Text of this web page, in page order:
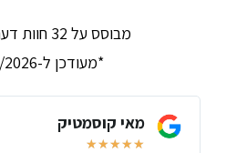
מבוסס על 32 חוות דעת בגוגל
*מעודכן ל-07/2026
מאי קוסמטיק
★
★
★
★
★